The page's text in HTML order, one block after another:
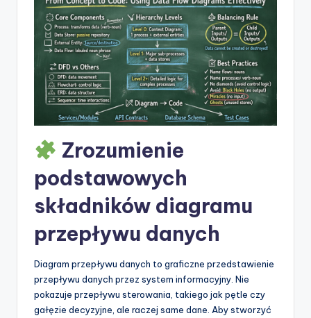
U
Zrozumienie
podstawowych
składników diagramu
przepływu danych
Diagram przepływu danych to graficzne przedstawienie
przepływu danych przez system informacyjny. Nie
pokazuje przepływu sterowania, takiego jak pętle czy
gałęzie decyzyjne, ale raczej same dane. Aby stworzyć